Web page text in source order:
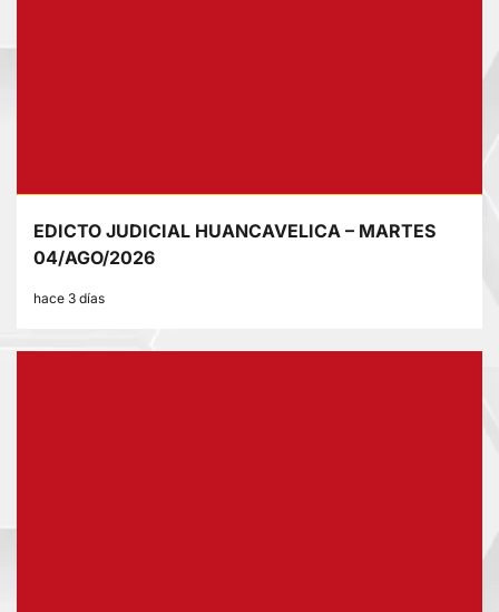
EDICTO JUDICIAL HUANCAVELICA – MARTES
04/AGO/2026
hace 3 días